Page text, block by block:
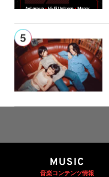
MUSIC
音楽コンテンツ情報